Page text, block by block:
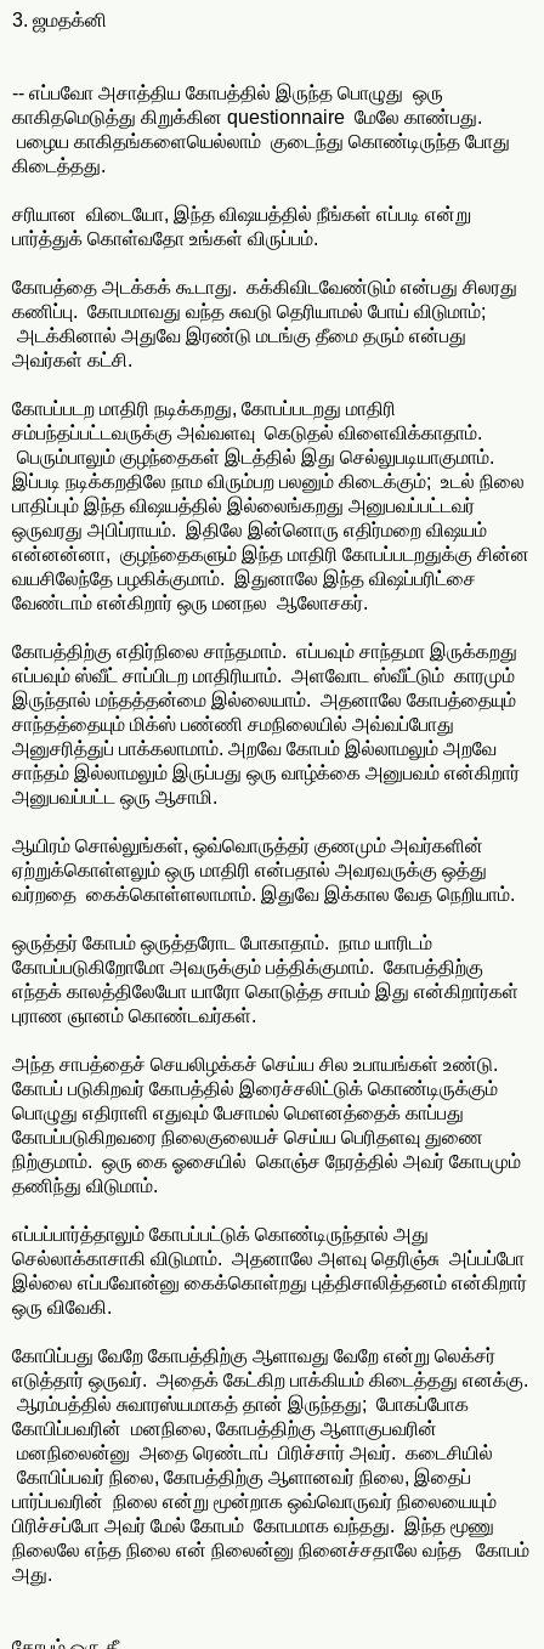
3. ஜமதக்னி
-- எப்பவோ அசாத்திய கோபத்தில் இருந்த பொழுது ஒரு
காகிதமெடுத்து கிறுக்கின questionnaire மேலே காண்பது.
பழைய காகிதங்களையெல்லாம் குடைந்து கொண்டிருந்த போது
கிடைத்தது.
சரியான விடையோ, இந்த விஷயத்தில் நீங்கள் எப்படி என்று
பார்த்துக் கொள்வதோ உங்கள் விருப்பம்.
கோபத்தை அடக்கக் கூடாது. கக்கிவிடவேண்டும் என்பது சிலரது
கணிப்பு. கோபமாவது வந்த சுவடு தெரியாமல் போய் விடுமாம்;
அடக்கினால் அதுவே இரண்டு மடங்கு தீமை தரும் என்பது
அவர்கள் கட்சி.
கோபப்படற மாதிரி நடிக்கறது, கோபப்படறது மாதிரி
சம்பந்தப்பட்டவருக்கு அவ்வளவு கெடுதல் விளைவிக்காதாம்.
பெரும்பாலும் குழந்தைகள் இடத்தில் இது செல்லுபடியாகுமாம்.
இப்படி நடிக்கறதிலே நாம விரும்பற பலனும் கிடைக்கும்; உடல் நிலை
பாதிப்பும் இந்த விஷயத்தில் இல்லைங்கறது அனுபவப்பட்டவர்
ஒருவரது அபிப்ராயம். இதிலே இன்னொரு எதிர்மறை விஷயம்
என்னன்னா, குழந்தைகளும் இந்த மாதிரி கோபப்படறதுக்கு சின்ன
வயசிலேந்தே பழகிக்குமாம். இதுனாலே இந்த விஷப்பரிட்சை
வேண்டாம் என்கிறார் ஒரு மனநல ஆலோசகர்.
கோபத்திற்கு எதிர்நிலை சாந்தமாம். எப்பவும் சாந்தமா இருக்கறது
எப்பவும் ஸ்வீட் சாப்பிடற மாதிரியாம். அளவோட ஸ்வீட்டும் காரமும்
இருந்தால் மந்தத்தன்மை இல்லையாம். அதனாலே கோபத்தையும்
சாந்தத்தையும் மிக்ஸ் பண்ணி சமநிலையில் அவ்வப்போது
அனுசரித்துப் பாக்கலாமாம். அறவே கோபம் இல்லாமலும் அறவே
சாந்தம் இல்லாமலும் இருப்பது ஒரு வாழ்க்கை அனுபவம் என்கிறார்
அனுபவப்பட்ட ஒரு ஆசாமி.
ஆயிரம் சொல்லுங்கள், ஒவ்வொருத்தர் குணமும் அவர்களின்
ஏற்றுக்கொள்ளலும் ஒரு மாதிரி என்பதால் அவரவருக்கு ஒத்து
வர்றதை கைக்கொள்ளலாமாம். இதுவே இக்கால வேத நெறியாம்.
ஒருத்தர் கோபம் ஒருத்தரோட போகாதாம். நாம யாரிடம்
கோபப்படுகிறோமோ அவருக்கும் பத்திக்குமாம். கோபத்திற்கு
எந்தக் காலத்திலேயோ யாரோ கொடுத்த சாபம் இது என்கிறார்கள்
புராண ஞானம் கொண்டவர்கள்.
அந்த சாபத்தைச் செயலிழக்கச் செய்ய சில உபாயங்கள் உண்டு.
கோபப் படுகிறவர் கோபத்தில் இரைச்சலிட்டுக் கொண்டிருக்கும்
பொழுது எதிராளி எதுவும் பேசாமல் மெளனத்தைக் காப்பது
கோபப்படுகிறவரை நிலைகுலையச் செய்ய பெரிதளவு துணை
நிற்குமாம். ஒரு கை ஓசையில் கொஞ்ச நேரத்தில் அவர் கோபமும்
தணிந்து விடுமாம்.
எப்பப்பார்த்தாலும் கோபப்பட்டுக் கொண்டிருந்தால் அது
செல்லாக்காசாகி விடுமாம். அதனாலே அளவு தெரிஞ்சு அப்பப்போ
இல்லை எப்பவோன்னு கைக்கொள்றது புத்திசாலித்தனம் என்கிறார்
ஒரு விவேகி.
கோபிப்பது வேறே கோபத்திற்கு ஆளாவது வேறே என்று லெக்சர்
எடுத்தார் ஒருவர். அதைக் கேட்கிற பாக்கியம் கிடைத்தது எனக்கு.
ஆரம்பத்தில் சுவாரஸ்யமாகத் தான் இருந்தது; போகப்போக
கோபிப்பவரின் மனநிலை, கோபத்திற்கு ஆளாகுபவரின்
மனநிலைன்னு அதை ரெண்டாப் பிரிச்சார் அவர். கடைசியில்
கோபிப்பவர் நிலை, கோபத்திற்கு ஆளானவர் நிலை, இதைப்
பார்ப்பவரின் நிலை என்று மூன்றாக ஒவ்வொருவர் நிலையையும்
பிரிச்சப்போ அவர் மேல் கோபம் கோபமாக வந்தது. இந்த மூணு
நிலைலே எந்த நிலை என் நிலைன்னு நினைச்சதாலே வந்த கோபம்
அது.